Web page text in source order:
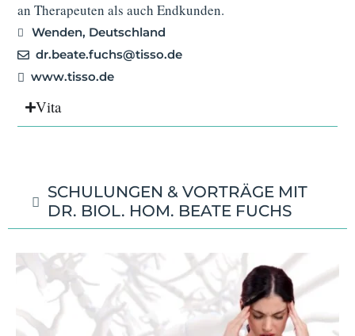
an Therapeuten als auch Endkunden.
Wenden, Deutschland
dr.beate.fuchs@tisso.de
www.tisso.de
Vita
SCHULUNGEN & VORTRÄGE MIT
DR. BIOL. HOM. BEATE FUCHS